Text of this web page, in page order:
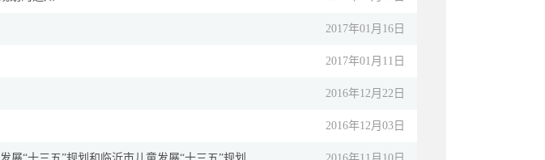
2017年01月16日
2017年01月11日
2016年12月22日
2016年12月03日